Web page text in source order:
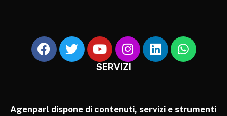
SERVIZI
Agenparl dispone di contenuti, servizi e strumenti